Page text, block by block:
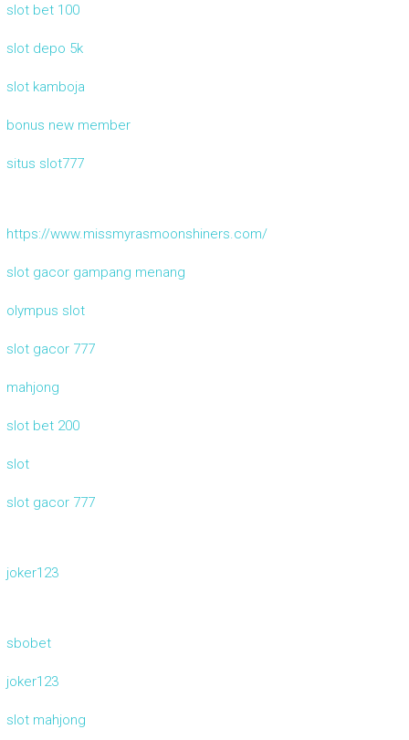
slot bet 100
slot depo 5k
slot kamboja
bonus new member
situs slot777
https://www.missmyrasmoonshiners.com/
slot gacor gampang menang
olympus slot
slot gacor 777
mahjong
slot bet 200
slot
slot gacor 777
joker123
sbobet
joker123
slot mahjong